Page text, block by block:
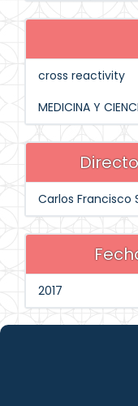
cross reactivity
MEDICINA Y
Carlos Francisco
2017